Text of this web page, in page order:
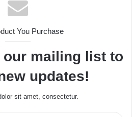
You Purchase
mailing list to
updates!
sit amet, consectetur.